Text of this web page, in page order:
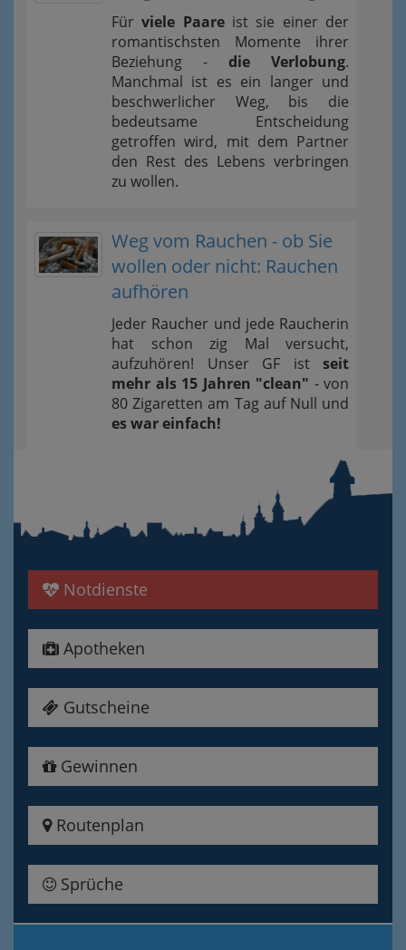
Fürviele Paareist sie einer der
romantischsten Momente ihrer
Beziehung - die Verlobung.
Manchmal ist es ein langer und
beschwerlicher Weg, bis die
bedeutsame Entscheidung
getroffen wird, mit dem Partner
den Rest des Lebens verbringen
zu wollen.
Weg vom Rauchen - ob Sie
wollen oder nicht: Rauchen
aufhören
Jeder Raucher und jede Raucherin
hat schon zig Mal versucht,
aufzuhören! Unser GF ist seit
mehr als 15 Jahren "clean" - von
80 Zigaretten am Tag auf Null und
es war einfach!
Notdienste
Apotheken
Gutscheine
Gewinnen
Routenplan
Sprüche